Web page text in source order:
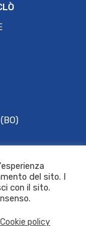
|
web credits
del sito. I
con il sito.
Cookie policy